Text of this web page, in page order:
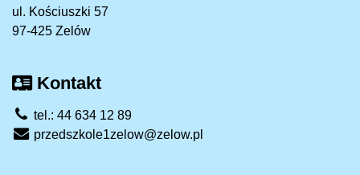
ul. Kościuszki 57
97-425 Zelów
Kontakt
tel.: 44 634 12 89
przedszkole1zelow@zelow.pl